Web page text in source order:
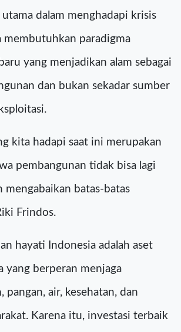
dalam menghadapi krisis
membutuhkan paradigma
yang menjadikan alam sebagai
dan bukan sekadar sumber
kita hadapi saat ini merupakan
pembangunan tidak bisa lagi
mengabaikan batas-batas
Frindos.
hayati Indonesia adalah aset
yang berperan menjaga
pangan, air, kesehatan, dan
Karena itu, investasi terbaik